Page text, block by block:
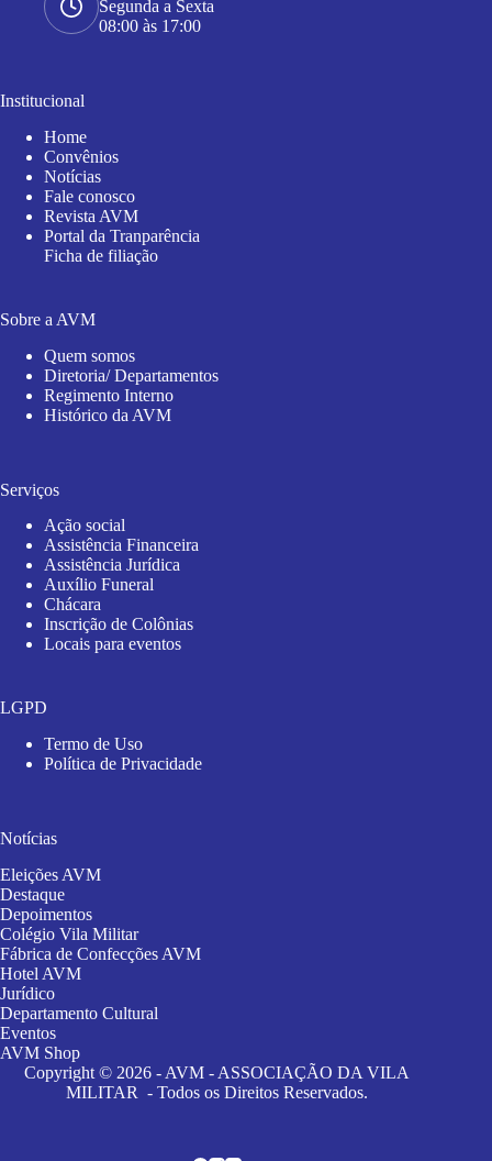
Segunda a Sexta
08:00 às 17:00
Institucional
Home
Convênios
Notícias
Fale conosco
Revista AVM
Portal da Tranparência
Ficha de filiação
Sobre a AVM
Quem somos
Diretoria/ Departamentos
Regimento Interno
Histórico da AVM
Serviços
Ação social
Assistência Financeira
Assistência Jurídica
Auxílio Funeral
Chácara
Inscrição de Colônias
Locais para eventos
LGPD
Termo de Uso
Política de Privacidade
Notícias
Eleições AVM
Destaque
Depoimentos
Colégio Vila Militar
Fábrica de Confecções AVM
Hotel AVM
Jurídico
Departamento Cultural
Eventos
AVM Shop
Copyright © 2026 - AVM - ASSOCIAÇÃO DA VILA
MILITAR - Todos os Direitos Reservados.